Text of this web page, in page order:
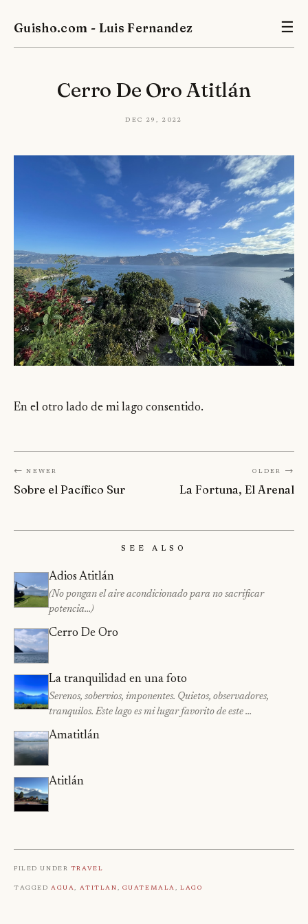
Guisho.com - Luis Fernandez ☰
Cerro De Oro Atitlán
Dec 29, 2022
En el otro lado de mi lago consentido.
← Newer
Sobre el Pacífico Sur
Older →
La Fortuna, El Arenal
See Also
Adios Atitlán
(No pongan el aire acondicionado para no sacrificar
potencia…)
Cerro De Oro
La tranquilidad en una foto
Serenos, sobervios, imponentes. Quietos, observadores,
tranquilos. Este lago es mi lugar favorito de este …
Amatitlán
Atitlán
Filed under Travel
TaggedAgua, Atitlan, Guatemala,Lago